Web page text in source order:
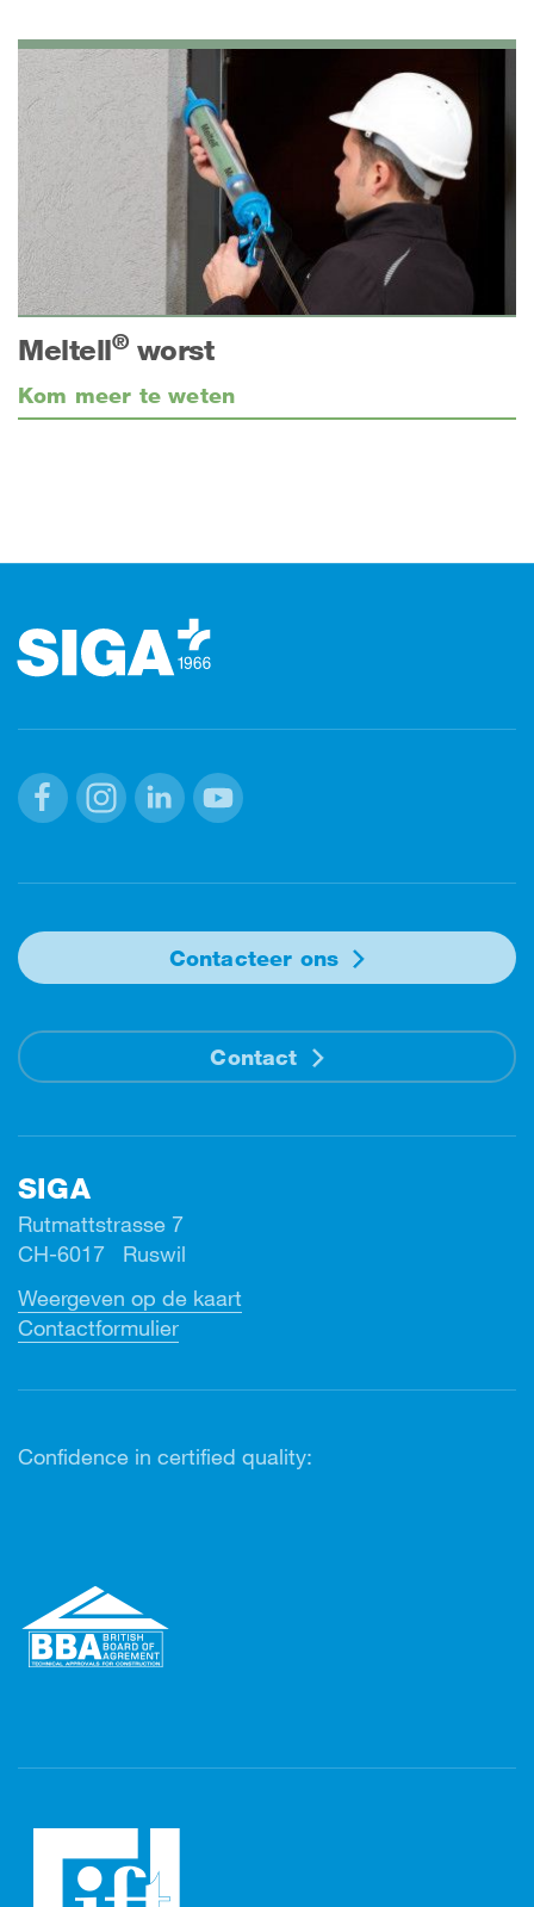
Meltell®worst
Kom meer te weten
Contacteer ons
Contact
SIGA
Rutmattstrasse 7
CH-6017 Ruswil
Weergeven op de kaart
Contactformulier
Confidence in certified quality: